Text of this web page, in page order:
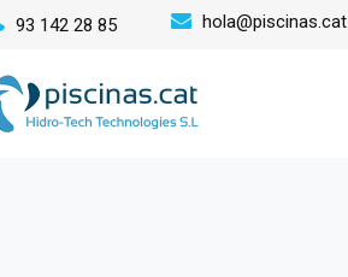
93 142 28 85 hola@piscinas.cat